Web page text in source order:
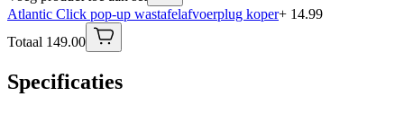
Atlantic Click pop-up wastafelafvoerplug koper+ 14.99
Totaal 149.00
Specificaties